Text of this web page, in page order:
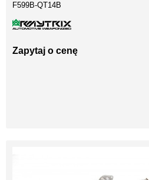
F599B-QT14B
Zapytaj o cenę